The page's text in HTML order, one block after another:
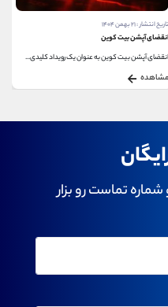
تاریخ انتشار : ۲۱ بهمن ۱۴۰۴
انقضای آپشن‌ بیت‌ کوین
انقضای آپشن بیت‌ کوین به عنوان یک رویداد کلیدی...
مشاهده
شماره تماست رو بزار